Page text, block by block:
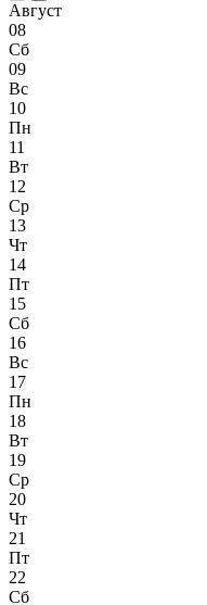
Август
08
Сб
09
Вс
10
Пн
11
Вт
12
Ср
13
Чт
14
Пт
15
Сб
16
Вс
17
Пн
18
Вт
19
Ср
20
Чт
21
Пт
22
Сб